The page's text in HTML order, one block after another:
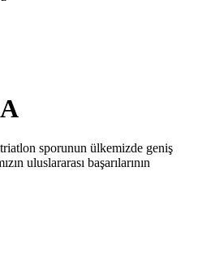
sporunun ülkemizde geniş
uluslararası başarılarının